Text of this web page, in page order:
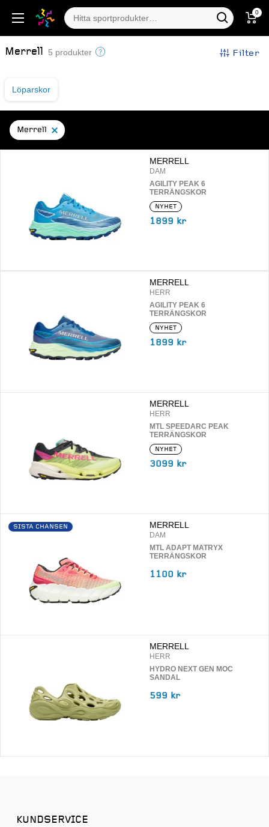
0
Merrell 5 produkter Filter
Löparskor
Merrell
MERRELL
DAM
AGILITY PEAK 6
TERRÄNGSKOR
NYHET
1899 kr
MERRELL
HERR
AGILITY PEAK 6
TERRÄNGSKOR
NYHET
1899 kr
MERRELL
HERR
MTL SPEEDARC PEAK
TERRÄNGSKOR
NYHET
3099 kr
SISTA CHANSEN MERRELL
DAM
MTL ADAPT MATRYX
TERRÄNGSKOR
1100 kr
MERRELL
HERR
HYDRO NEXT GEN MOC
SANDAL
599 kr
KUNDSERVICE